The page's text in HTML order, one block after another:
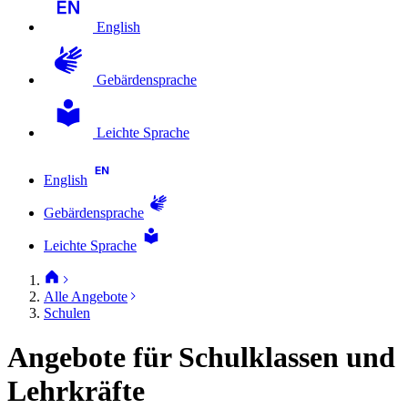
English
Gebärdensprache
Leichte Sprache
English
Gebärdensprache
Leichte Sprache
Alle Angebote
Schulen
Angebote für Schulklassen und
Lehrkräfte